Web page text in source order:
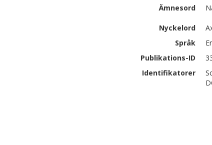
Ämnesord
Nyckelord
Språk
Publikations-ID
Identifikatorer